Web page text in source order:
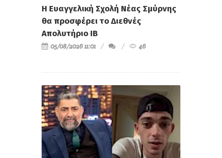
Η Ευαγγελική Σχολή Νέας Σμύρνης
θα προσφέρει το Διεθνές
Απολυτήριο IB
05/08/2026 11:01 46